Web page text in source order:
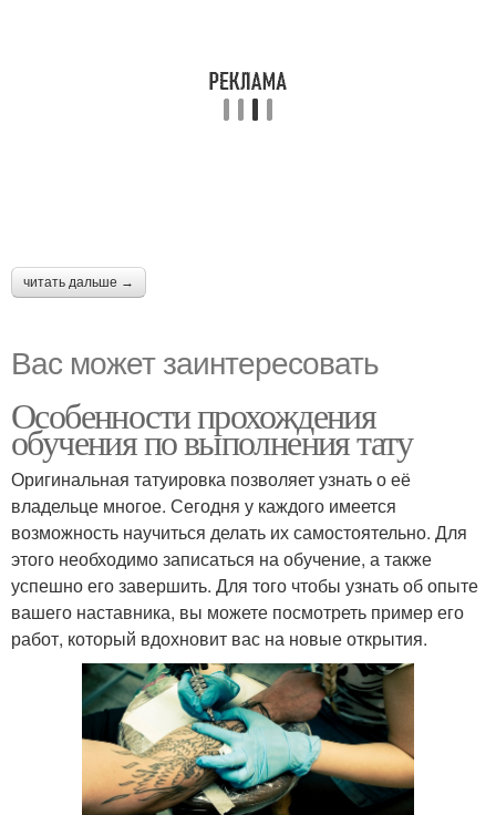
читать дальше →
Вас может заинтересовать
Особенности прохождения
обучения по выполнения тату
Оригинальная татуировка позволяет узнать о её
владельце многое. Сегодня у каждого имеется
возможность научиться делать их самостоятельно. Для
этого необходимо записаться на обучение, а также
успешно его завершить. Для того чтобы узнать об опыте
вашего наставника, вы можете посмотреть пример его
работ, который вдохновит вас на новые открытия.